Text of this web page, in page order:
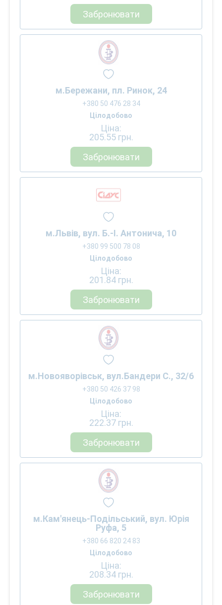
Забронювати
м.Бережани, пл. Ринок, 24
+380 50 476 28 34
Цілодобово
Ціна:
205.55 грн.
Забронювати
м.Львів, вул. Б.-І. Антонича, 10
+380 99 500 78 08
Цілодобово
Ціна:
201.84 грн.
Забронювати
м.Новояворівськ, вул.Бандери С., 32/6
+380 50 426 37 98
Цілодобово
Ціна:
222.37 грн.
Забронювати
м.Кам'янець-Подільський, вул. Юрія
Руфа, 5
+380 66 820 24 83
Цілодобово
Ціна:
208.34 грн.
Забронювати